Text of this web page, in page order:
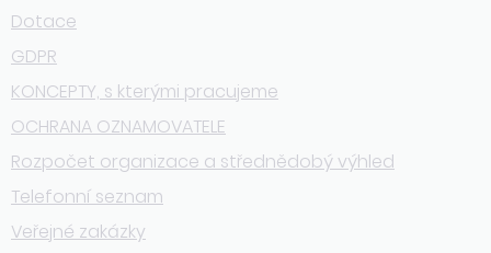
Dotace
GDPR
KONCEPTY, s kterými pracujeme
OCHRANA OZNAMOVATELE
Rozpočet organizace a střednědobý výhled
Telefonní seznam
Veřejné zakázky